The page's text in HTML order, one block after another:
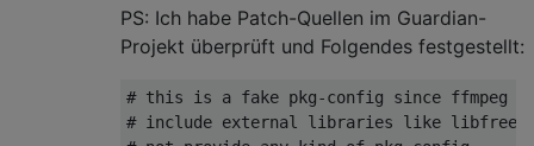
PS: Ich habe Patch-Quellen im Guardian-
Projekt überprüft und Folgendes festgestellt:
# this is a fake pkg-config since ffmpeg
# include external libraries like